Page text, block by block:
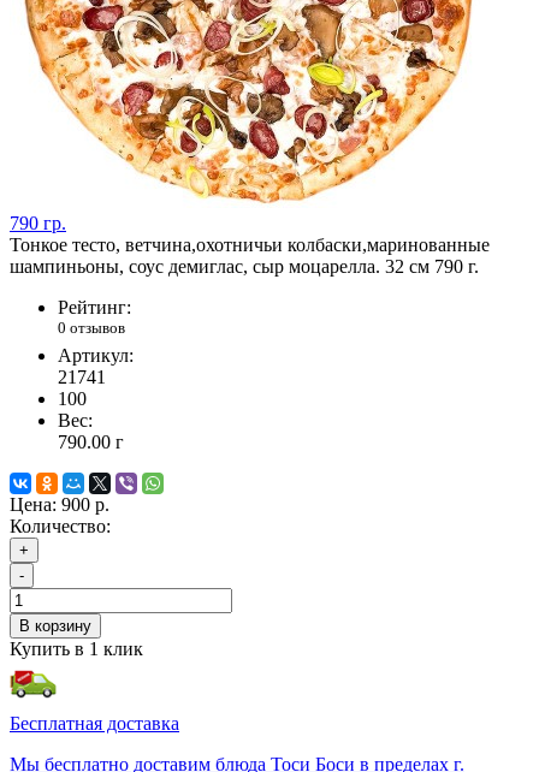
790 гр.
Тонкое тесто, ветчина,охотничьи колбаски,маринованные
шампиньоны, соус демиглас, сыр моцарелла. 32 см 790 г.
Рейтинг:
0 отзывов
Артикул:
21741
100
Вес:
790.00 г
Цена: 900 р.
Количество:
+
-
В корзину
Купить в 1 клик
Бесплатная доставка
Мы бесплатно доставим блюда Тоси Боси в пределах г.